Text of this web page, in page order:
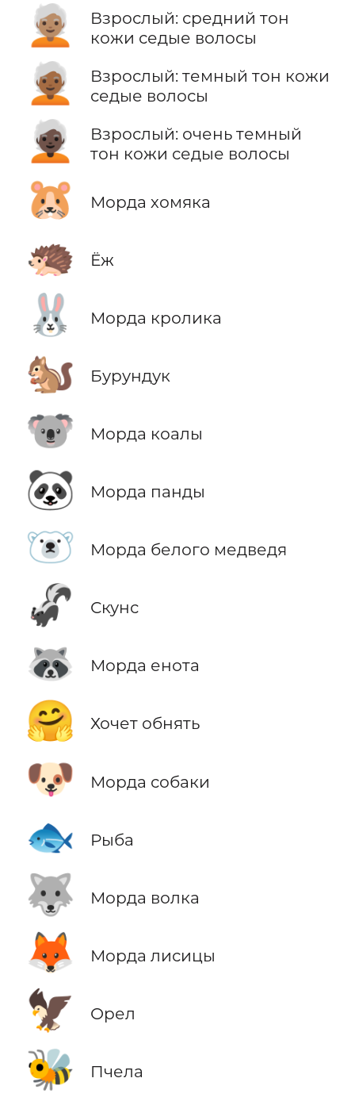
🧑🏽‍🦳
Взрослый: средний тон
кожи седые волосы
🧑🏾‍🦳
Взрослый: темный тон кожи
седые волосы
🧑🏿‍🦳
Взрослый: очень темный
тон кожи седые волосы
🐹 Морда хомяка
🦔 Ёж
🐰 Морда кролика
🐿️ Бурундук
🐨 Морда коалы
🐼 Морда панды
🐻‍❄️ Морда белого медведя
🦨 Скунс
🦝 Морда енота
🤗 Хочет обнять
🐶 Морда собаки
🐟 Рыба
🐺 Морда волка
🦊 Морда лисицы
🦅 Орел
🐝 Пчела